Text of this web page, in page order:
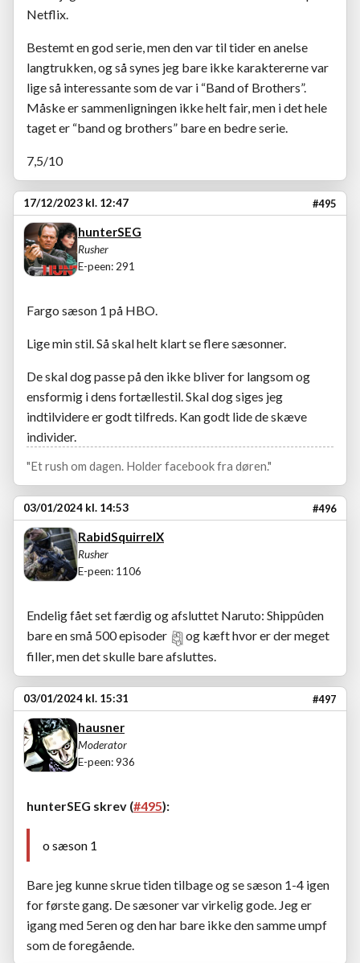
Netflix.
Bestemt en god serie, men den var til tider en anelse
langtrukken, og så synes jeg bare ikke karaktererne var
lige så interessante som de var i “Band of Brothers”.
Måske er sammenligningen ikke helt fair, men i det hele
taget er “band og brothers” bare en bedre serie.
7,5/10
17/12/2023 kl. 12:47 #495
hunterSEG
Rusher
E-peen: 291
Fargo sæson 1 på HBO.
Lige min stil. Så skal helt klart se flere sæsonner.
De skal dog passe på den ikke bliver for langsom og
ensformig i dens fortællestil. Skal dog siges jeg
indtilvidere er godt tilfreds. Kan godt lide de skæve
individer.
"Et rush om dagen. Holder facebook fra døren."
03/01/2024 kl. 14:53 #496
RabidSquirrelX
Rusher
E-peen: 1106
Endelig fået set færdig og afsluttet Naruto: Shippûden
bare en små 500 episoder
og kæft hvor er der meget
filler, men det skulle bare afsluttes.
03/01/2024 kl. 15:31 #497
hausner
Moderator
E-peen: 936
hunterSEG skrev (#495):
o sæson 1
Bare jeg kunne skrue tiden tilbage og se sæson 1-4 igen
for første gang. De sæsoner var virkelig gode. Jeg er
igang med 5eren og den har bare ikke den samme umpf
som de foregående.